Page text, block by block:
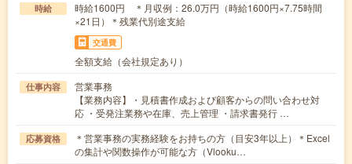
時給
時給1600円 ＊月収例：26.0万円（時給1600円×7.75時間
×21日）＊残業代別途支給
交通費
全額支給（会社規定あり）
仕事内容
営業事務
【業務内容】・見積書作成および顧客からの問い合わせ対
応 ・受発注業務や在庫、売上管理 ・請求書発行 …
応募資格
＊営業事務の実務経験をお持ちの方（目安3年以上）＊Excel
の集計や関数操作が可能な方（Vlooku…